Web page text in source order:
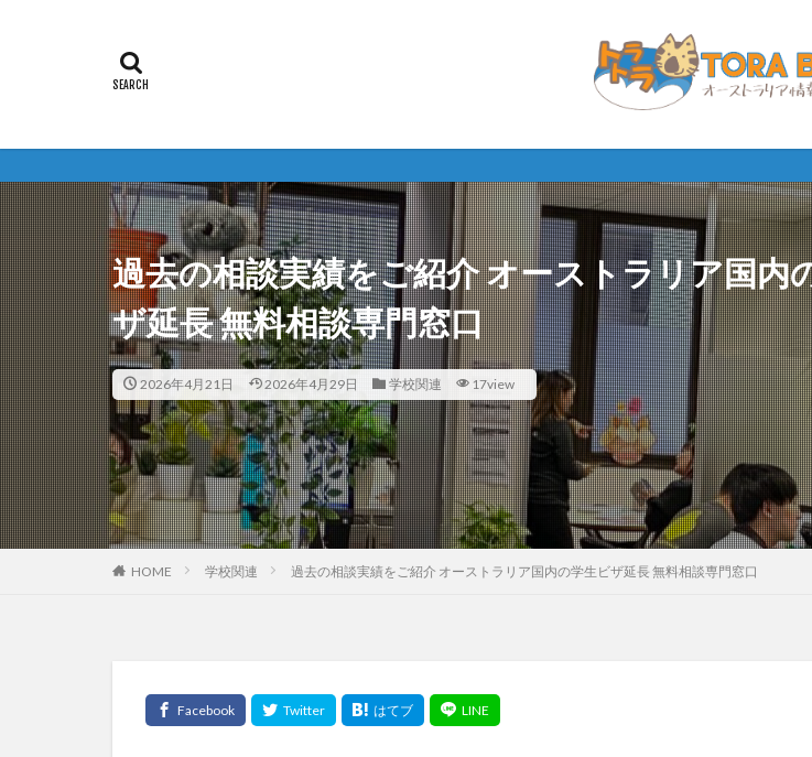
2026年度
過去の相談実績をご紹介 オーストラリア国内
ザ延長 無料相談専門窓口
2026年4月21日 2026年4月29日 学校関連 17view
HOME 学校関連 過去の相談実績をご紹介 オーストラリア国内の学生ビザ延長 無料相談専門窓口